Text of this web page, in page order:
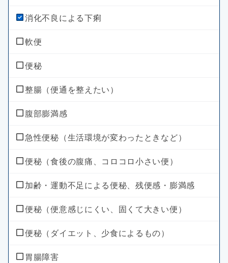
消化不良による下痢
軟便
便秘
整腸（便通を整えたい）
腹部膨満感
急性便秘（生活環境が変わったときなど）
便秘（食後の腹痛、コロコロ小さい便）
加齢・運動不足による便秘、残便感・膨満感
便秘（便意感じにくい、固くて大きい便）
便秘（ダイエット、少食によるもの）
胃腸障害